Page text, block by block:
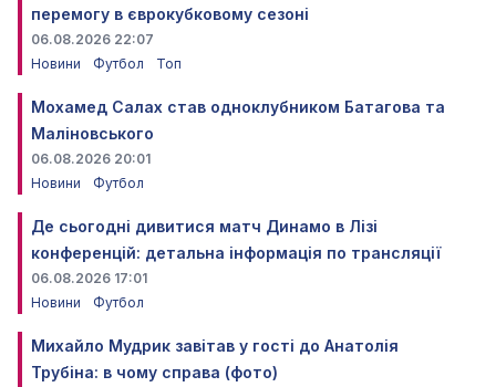
перемогу в єврокубковому сезоні
06.08.2026 22:07
Новини
Футбол Топ
Мохамед Салах став одноклубником Батагова та
Маліновського
06.08.2026 20:01
Новини
Футбол
Де сьогодні дивитися матч Динамо в Лізі
конференцій: детальна інформація по трансляції
06.08.2026 17:01
Новини
Футбол
Михайло Мудрик завітав у гості до Анатолія
Трубіна: в чому справа (фото)